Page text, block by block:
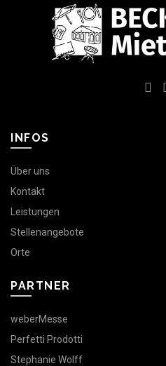
INFOS
Über uns
Kontakt
Leistungen
Stellenangebote
Orte
PARTNER
weberMesse
Perfetti Prodotti
Stephanie Wolff